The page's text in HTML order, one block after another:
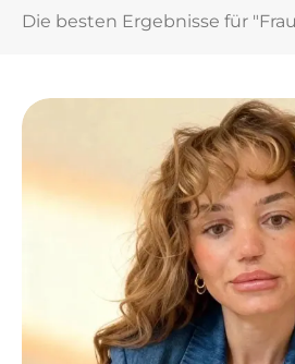
Die besten Ergebnisse für